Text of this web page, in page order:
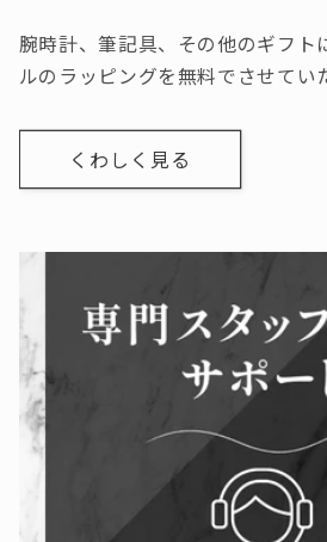
腕時計、筆記具、その他のギフト
ルのラッピングを無料でさせてい
くわしく見る